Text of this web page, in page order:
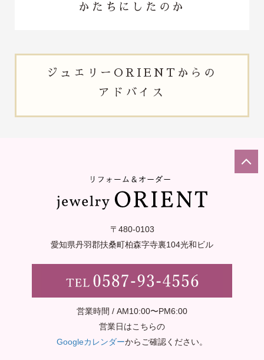
かたちにしたのか
ジュエリー ORIENTからの
アドバイス
〒480-0103
愛知県丹羽郡扶桑町柏森字寺裏104光和ビル
営業時間 / AM10:00〜PM6:00
営業日はこちらの
Googleカレンダーからご確認ください。